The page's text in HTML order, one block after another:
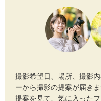
撮影希望日、場所、撮影
ーから撮影の提案が届きま
提案を見て、気に入った